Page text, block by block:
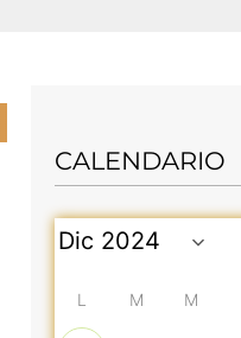
CALENDARIO
L M M